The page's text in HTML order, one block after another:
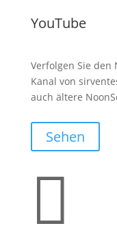
YouTube
Verfolgen Sie den
Kanal von
auch ältere
Sehen
